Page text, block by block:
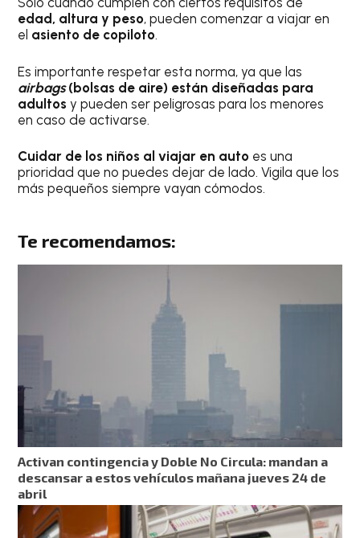
edad, altura y peso, pueden comenzar a viajar en
el asiento de copiloto.
Es importante respetar esta norma, ya que las
airbags(bolsas de aire) están diseñadas para
adultos y pueden ser peligrosas para los menores
en caso de activarse.
Cuidar de los niños al viajar en auto es una
prioridad que no puedes dejar de lado. Vigila que los
más pequeños siempre vayan cómodos.
Te recomendamos:
Activan contingencia y Doble No Circula: mandan a
descansar a estos vehículos mañana jueves 24 de
abril